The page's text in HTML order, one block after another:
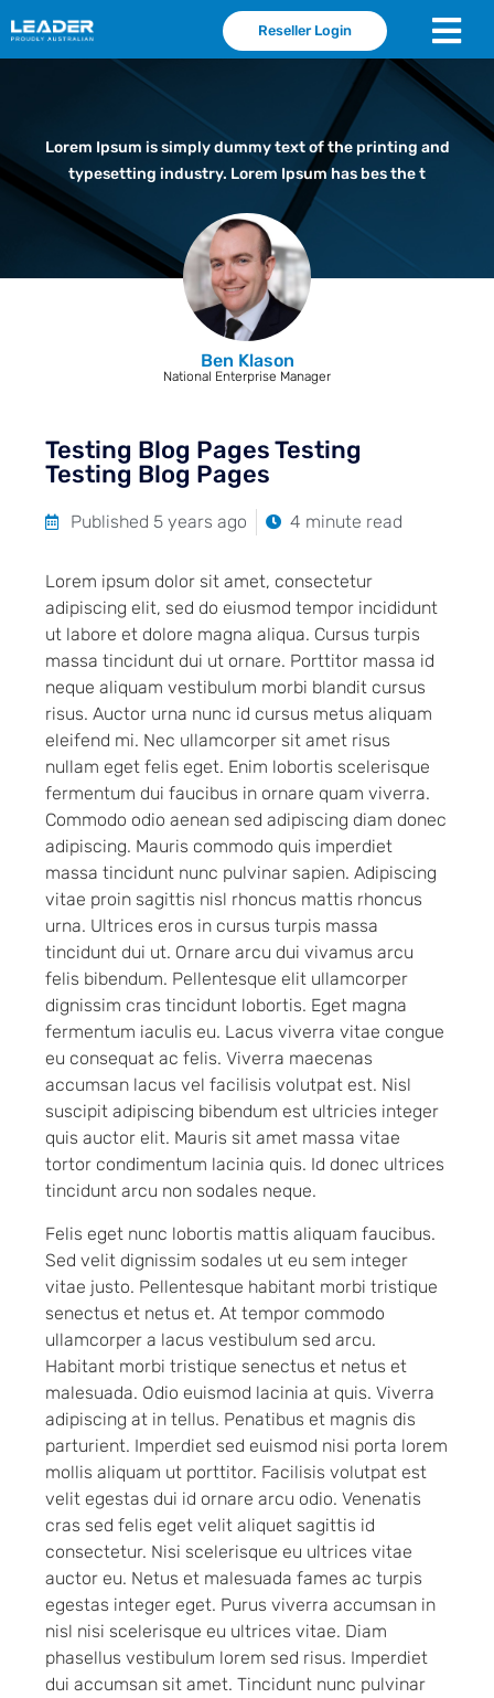
Reseller Login
Lorem Ipsum is simply dummy text of the printing and
typesetting industry. Lorem Ipsum has bes the t
Ben Klason
National Enterprise Manager
Testing Blog Pages Testing
Testing Blog Pages
Published 5 years ago 4 minute read
Lorem ipsum dolor sit amet, consectetur
adipiscing elit, sed do eiusmod tempor incididunt
ut labore et dolore magna aliqua. Cursus turpis
massa tincidunt dui ut ornare. Porttitor massa id
neque aliquam vestibulum morbi blandit cursus
risus. Auctor urna nunc id cursus metus aliquam
eleifend mi. Nec ullamcorper sit amet risus
nullam eget felis eget. Enim lobortis scelerisque
fermentum dui faucibus in ornare quam viverra.
Commodo odio aenean sed adipiscing diam donec
adipiscing. Mauris commodo quis imperdiet
massa tincidunt nunc pulvinar sapien. Adipiscing
vitae proin sagittis nisl rhoncus mattis rhoncus
urna. Ultrices eros in cursus turpis massa
tincidunt dui ut. Ornare arcu dui vivamus arcu
felis bibendum. Pellentesque elit ullamcorper
dignissim cras tincidunt lobortis. Eget magna
fermentum iaculis eu. Lacus viverra vitae congue
eu consequat ac felis. Viverra maecenas
accumsan lacus vel facilisis volutpat est. Nisl
suscipit adipiscing bibendum est ultricies integer
quis auctor elit. Mauris sit amet massa vitae
tortor condimentum lacinia quis. Id donec ultrices
tincidunt arcu non sodales neque.
Felis eget nunc lobortis mattis aliquam faucibus.
Sed velit dignissim sodales ut eu sem integer
vitae justo. Pellentesque habitant morbi tristique
senectus et netus et. At tempor commodo
ullamcorper a lacus vestibulum sed arcu.
Habitant morbi tristique senectus et netus et
malesuada. Odio euismod lacinia at quis. Viverra
adipiscing at in tellus. Penatibus et magnis dis
parturient. Imperdiet sed euismod nisi porta lorem
mollis aliquam ut porttitor. Facilisis volutpat est
velit egestas dui id ornare arcu odio. Venenatis
cras sed felis eget velit aliquet sagittis id
consectetur. Nisi scelerisque eu ultrices vitae
auctor eu. Netus et malesuada fames ac turpis
egestas integer eget. Purus viverra accumsan in
nisl nisi scelerisque eu ultrices vitae. Diam
phasellus vestibulum lorem sed risus. Imperdiet
dui accumsan sit amet. Tincidunt nunc pulvinar